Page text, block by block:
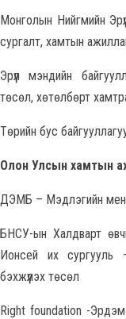
Монголын Нийгмийн
сургалт, хамтын
Эрүүл мэндийн
төсөл, хөтөлбөрт
Төрийн бус
Олон Улсын хамтын
ДЭМБ – Мэдлэгийн
БНСУ-ын Халдварт
Ионсей их сургууль
бэхжүүлэх төсөл
Right foundation -